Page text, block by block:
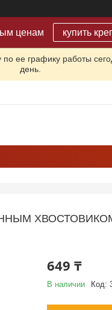
ценам купить
ее графику работы
день.
649 ₸
В наличии Код: